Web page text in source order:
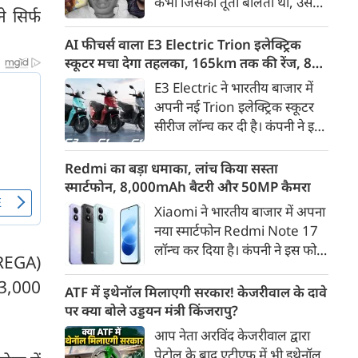
सिर्फ
गैरकानूनी जानकारी हटाने की
समयसीमा 36 घंटे से घटाकर 3 घंटे
कर दी गई है।
अहमद के कुनबे पर कानून और
किस्मत की दोहरी मार पड़ रही है।
जिस झांसी जिले में अप्रैल 2023 में
अतीक के एनकाउंटर में मारे गए बेटे
असद की सांसें थमी थीं, उसी झांसी में
अब उसके छोटे बेटे अबान की भीषण
सड़क दुर्घटना में जान चली गई है।
AI फीचर्स वाला E3 Electric Trion इलेक्ट्रिक
स्कूटर मचा देगा तहलका, 165km तक की रेंज, 8
साल की बैटरी वारंटी, कीमत जानेंगे तो हो जाएंगे
हैरान
E3 Electric ने भारतीय बाजार में
अपनी नई Trion इलेक्ट्रिक स्कूटर
सीरीज लॉन्च कर दी है। कंपनी ने इसे
पेश किया है। Trion की शुरुआती
कीमत 99,999 रुपए (एक्स-शोरूम,
बेंगलुरु) रखी गई है। फिलहाल इसकी
बुकिंग बेंगलुरु के ग्राहकों के लिए
कंपनी की आधिकारिक वेबसाइट के
जरिए शुरू की गई है। आने वाले समय
में इसे दूसरे शहरों में भी उपलब्ध
कराया जाएगा।
Redmi का बड़ा धमाका, लांच किया सस्ता
स्मार्टफोन, 8,000mAh बैटरी और 50MP कैमरा
Xiaomi ने भारतीय बाजार में अपना
नया स्मार्टफोन Redmi Note 17
लॉन्च कर दिया है। कंपनी ने इस फोन
डिस्प्ले, 8,000mAh की बड़ी बैटरी
और Qualcomm Snapdragon
चिपसेट के साथ पेश किया है। फोन में
50MP का मेन कैमरा दिया गया है।
ATF में इथेनॉल मिलाएगी सरकार! केजरीवाल के दावे
पर क्या बोले उड्डयन मंत्री किंजरापु?
आप नेता अरविंद केजरीवाल द्वारा